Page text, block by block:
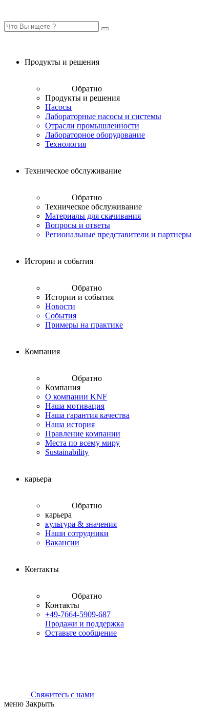
Продукты и решения
Обратно
Продукты и решения
Насосы
Лабораторные насосы и системы
Отрасли промышленности
Лабораторное оборудование
Технология
Техническое обслуживание
Обратно
Техническое обслуживание
Материалы для скачивания
Вопросы и ответы
Региональные представители и партнеры
Истории и события
Обратно
Истории и события
Новости
События
Примеры на практике
Компания
Обратно
Компания
О компании KNF
Наша мотивация
Наша гарантия качества
Наша история
Правление компании
Места по всему миру
Sustainability
карьера
Обратно
карьера
культура & значения
Наши сотрудники
Вакансии
Контакты
Обратно
Контакты
+49-7664-5909-687
Продажи и поддержка
Оставьте сообщение
Свяжитесь с нами
меню Закрыть